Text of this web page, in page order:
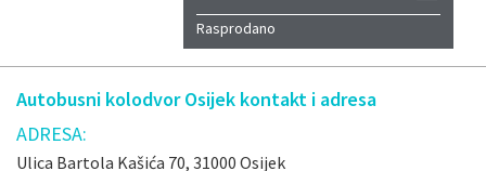
Rasprodano
Autobusni kolodvor Osijek kontakt i adresa
ADRESA:
Ulica Bartola Kašića 70, 31000 Osijek